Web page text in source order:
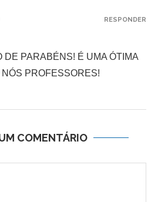
DE PARABÉNS! É UMA ÓTIMA
PROFESSORES!
RESPONDER
COMENTÁRIO